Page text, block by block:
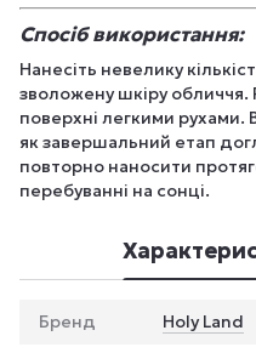
Спосіб використання:
Нанесіть невелику
зволожену шкіру обличчя.
поверхні легкими
як завершальний етап
повторно наносити
перебуванні на сонці.
Бренд Holy Land